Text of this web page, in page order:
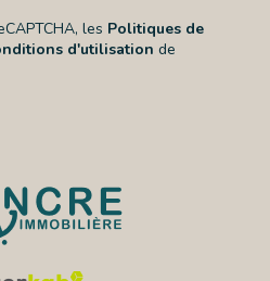
les Politiques de
d'utilisation de